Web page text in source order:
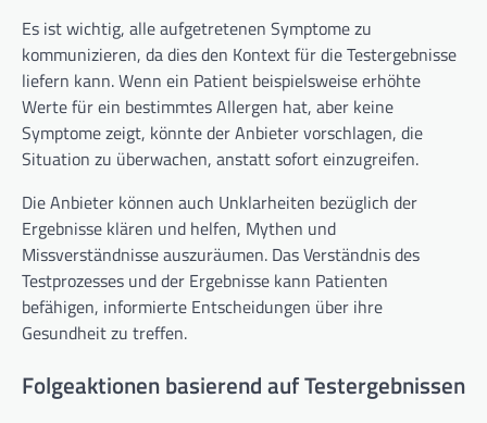
Es ist wichtig, alle aufgetretenen Symptome zu
kommunizieren, da dies den Kontext für die Testergebnisse
liefern kann. Wenn ein Patient beispielsweise erhöhte
Werte für ein bestimmtes Allergen hat, aber keine
Symptome zeigt, könnte der Anbieter vorschlagen, die
Situation zu überwachen, anstatt sofort einzugreifen.
Die Anbieter können auch Unklarheiten bezüglich der
Ergebnisse klären und helfen, Mythen und
Missverständnisse auszuräumen. Das Verständnis des
Testprozesses und der Ergebnisse kann Patienten
befähigen, informierte Entscheidungen über ihre
Gesundheit zu treffen.
Folgeaktionen basierend auf Testergebnissen